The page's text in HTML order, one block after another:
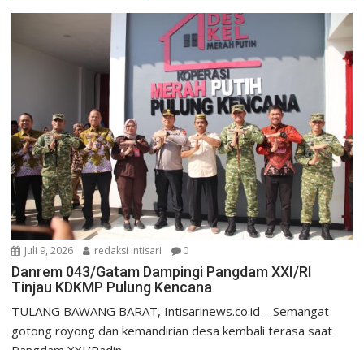
Juli 9, 2026 redaksi intisari 0
Danrem 043/Gatam Dampingi Pangdam XXI/RI
Tinjau KDKMP Pulung Kencana
TULANG BAWANG BARAT, Intisarinews.co.id – Semangat
gotong royong dan kemandirian desa kembali terasa saat